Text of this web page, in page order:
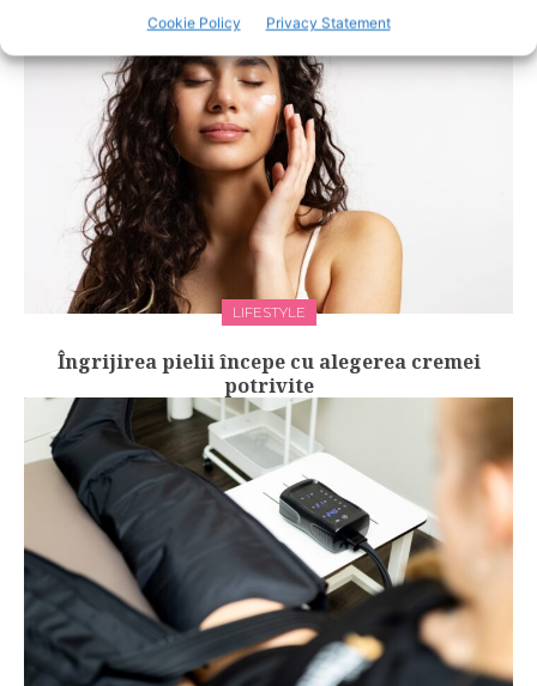
Cookie Policy Privacy Statement
LIFESTYLE
Îngrijirea pielii începe cu alegerea cremei
potrivite